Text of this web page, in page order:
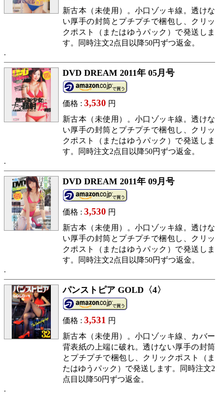
新古本（未使用）。小口ゾッキ線。透けな
い厚手の封筒とプチプチで梱包し、クリッ
クポスト（またはゆうパック）で発送しま
す。同時注文2点目以降50円ずつ返金。
DVD DREAM 2011年 05月号
価格 : 3,530 円
新古本（未使用）。小口ゾッキ線。透けな
い厚手の封筒とプチプチで梱包し、クリッ
クポスト（またはゆうパック）で発送しま
す。同時注文2点目以降50円ずつ返金。
DVD DREAM 2011年 09月号
価格 : 3,530 円
新古本（未使用）。小口ゾッキ線。透けな
い厚手の封筒とプチプチで梱包し、クリッ
クポスト（またはゆうパック）で発送しま
す。同時注文2点目以降50円ずつ返金。
パンストピア GOLD〈4〉
価格 : 3,531 円
新古本（未使用）。小口ゾッキ線、カバー
背表紙の上端に破れ。透けない厚手の封筒
とプチプチで梱包し、クリックポスト（ま
たはゆうパック）で発送します。同時注文2
点目以降50円ずつ返金。